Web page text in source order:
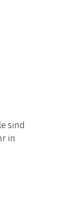
sind
in